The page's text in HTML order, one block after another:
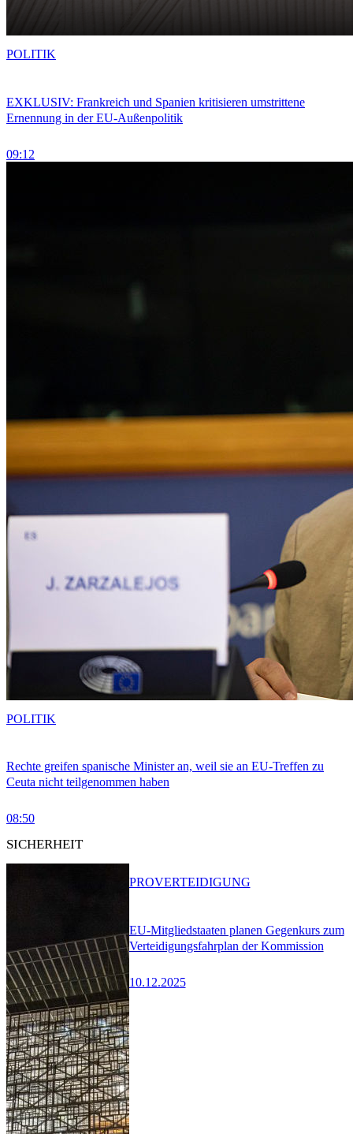
EXKLUSIV: Frankreich und Spanien kritisieren umstrittene
Ernennung in der EU-Außenpolitik
09:12
POLITIK
Rechte greifen spanische Minister an, weil sie an EU-Treffen zu
Ceuta nicht teilgenommen haben
08:50
POLITIK
SICHERHEIT
EU-Mitgliedstaaten planen Gegenkurs zum
Verteidigungsfahrplan der Kommission
10.12.2025
PROVERTEIDIGUNG